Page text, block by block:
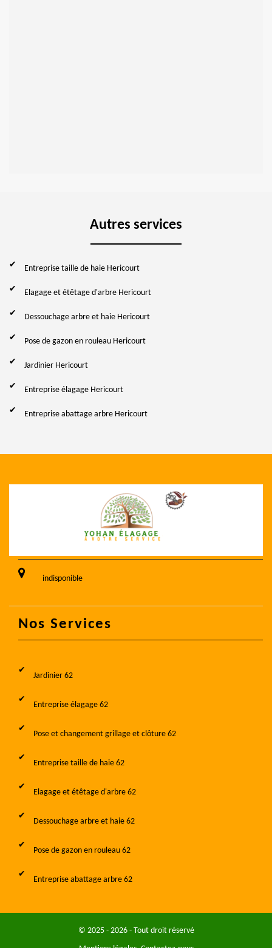
Autres services
Entreprise taille de haie Hericourt
Elagage et étêtage d'arbre Hericourt
Dessouchage arbre et haie Hericourt
Pose de gazon en rouleau Hericourt
Jardinier Hericourt
Entreprise élagage Hericourt
Entreprise abattage arbre Hericourt
indisponible
Nos Services
Jardinier 62
Entreprise élagage 62
Pose et changement grillage et clôture 62
Entreprise taille de haie 62
Elagage et étêtage d'arbre 62
Dessouchage arbre et haie 62
Pose de gazon en rouleau 62
Entreprise abattage arbre 62
© 2025 - 2026 - Tout droit réservé